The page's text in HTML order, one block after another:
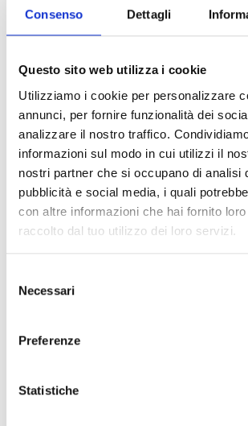
Consenso Dettagli
Questo sito web utilizza i cookie
Utilizziamo i cookie per personalizzare
annunci, per fornire funzionalità dei
analizzare il nostro traffico.
informazioni sul modo in cui utilizzi il
nostri partner che si occupano di analisi
pubblicità e social media, i quali
con altre informazioni che hai fornito
raccolto dal tuo utilizzo dei loro servizi.
Necessari
Preferenze
Statistiche
Terzo classificato:
1996
Primo classificato:
Terzo classificato:
1994